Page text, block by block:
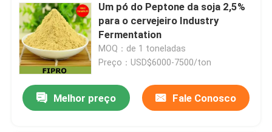
Um pó do Peptone da soja 2,5%
para o cervejeiro Industry
Fermentation
MOQ：de 1 toneladas
Preço：USD$6000-7500/ton
Melhor preço Fale Conosco